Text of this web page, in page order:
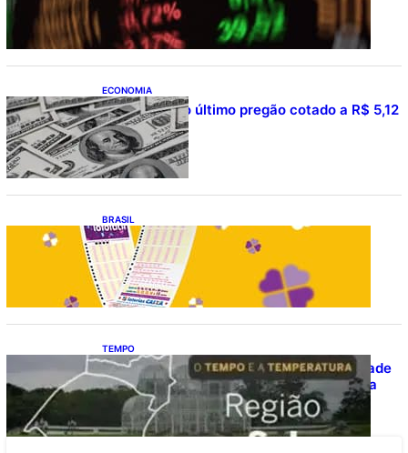
ECONOMIA
Dólar fecha o último pregão cotado a R$ 5,12
BRASIL
Resultado da lotofácil 3754: sorteio de
quarta-feira (05/08/2026)
TEMPO
O TEMPO E A TEMPERATURA: Instabilidade
avança e provoca temporais no Sul nesta
quinta-feira